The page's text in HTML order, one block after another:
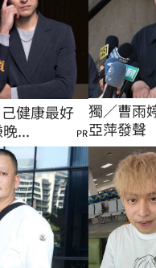
健康最好
...
PR
獨／曹雨
亞萍發聲